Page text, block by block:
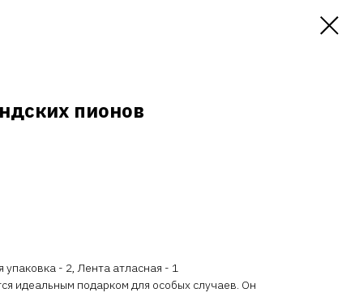
пионов
- 2, Лента атласная - 1
идеальным подарком для особых случаев. Он